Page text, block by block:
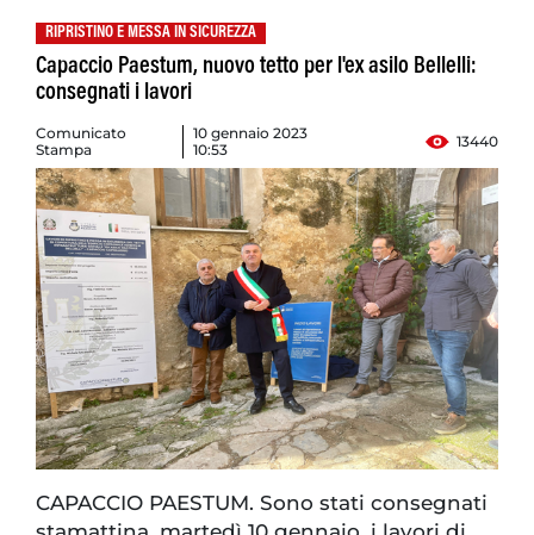
RIPRISTINO E MESSA IN SICUREZZA
Capaccio Paestum, nuovo tetto per l'ex asilo Bellelli:
consegnati i lavori
Comunicato
Stampa
10 gennaio 2023
10:53
13440
CAPACCIO PAESTUM. Sono stati consegnati